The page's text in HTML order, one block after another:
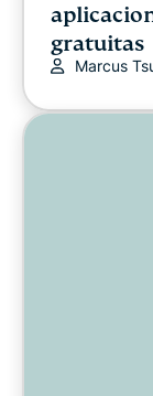
gratuitas
Marcus